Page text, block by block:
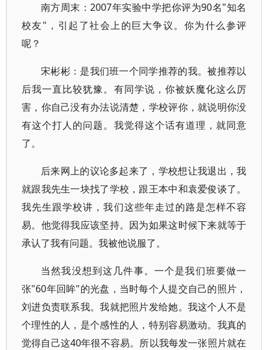
南方周末：2007年实验中学把你评为90名"知名
校友"，引起了社会上的巨大争议。你为什么参评
呢？
宋彬彬：是我们班一个同学推荐的我。被推荐以
后我一直比较犹豫。有同学说，你被妖魔化这么厉
害，你自己没有办法说清楚，学校评你，就说明你没
有这个打人的问题。我觉得这个话有道理，就同意
了。
后来网上的议论多起来了，学校想让我退出，我
就跟我先生一块找了学校，跟王本中和袁爱俊谈了。
我先生跟学校讲，我们这些年走过的路是怎样不容
易。他觉得我应该坚持。因为如果这时候下来就等于
承认了我有问题。我被他说服了。
当然我没想到这几件事。一个是我们班要做一
张"60年回眸"的光盘，当时每个人提交自己的照片，
刘进负责联系我。我就把照片发给她。我这个人不是
个理性的人，是个感性的人，特别容易激动。我真的
觉得自己这40年很不容易。所以我每发一张照片就在